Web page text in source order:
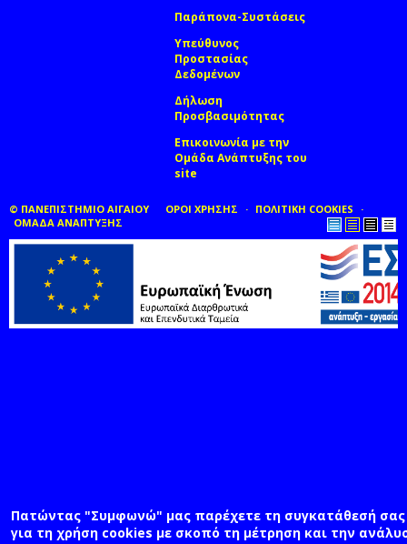
Παράπονα-Συστάσεις
Υπεύθυνος
Προστασίας
Δεδομένων
Δήλωση
Προσβασιμότητας
Επικοινωνία με την
Ομάδα Ανάπτυξης του
site
© ΠΑΝΕΠΙΣΤΗΜΙΟ ΑΙΓΑΙΟΥ ΟΡΟΙ ΧΡΗΣΗΣ
ΠΟΛΙΤΙΚΗ COOKIES
ΟΜΑΔΑ ΑΝΑΠΤΥΞΗΣ
Πατώντας "Συμφωνώ" μας παρέχετε τη συγκατάθεσή σας
για τη χρήση cookies με σκοπό τη μέτρηση και την